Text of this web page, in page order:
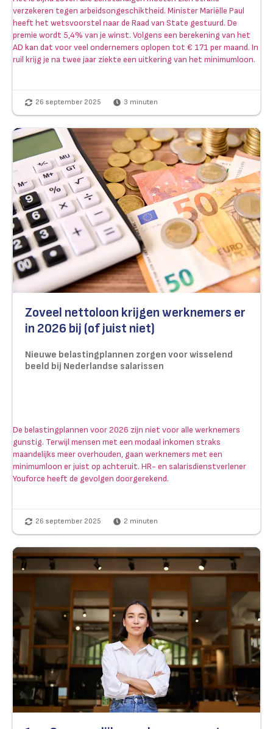
verzekeren tegen arbeidsongeschiktheid. Minister Mariëlle Paul
heeft het wetsvoorstel naar de Raad van State gestuurd. De
premie wordt 5,4% van je winst. Volgens een berekening van het
AD kan dat voor veel ondernemers oplopen tot € 171 per maand. In
ruil krijg je na twee jaar ziekte een uitkering van het minimumloon.
26 september 2025 3 minuten
Zoveel nettoloon krijgen werknemers er
in 2026 bij (of juist niet)
Nieuwe belastingplannen zorgen voor wisselend
beeld bij Nederlandse salarissen
De belastingplannen voor 2026 zijn niet voor alle werknemers
gunstig. Terwijl mensen met een modaal inkomen straks
maandelijks meer overhouden, gaan werknemers met een
minimumloon er juist op achteruit. HR- en salarisdienstverlener
Youforce heeft de gevolgen doorgerekend.
26 september 2025 2 minuten